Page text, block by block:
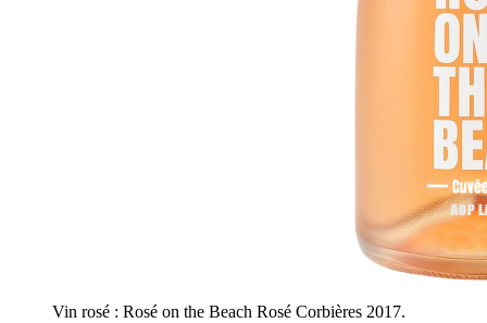
Vin rosé : Rosé on the Beach Rosé Corbières 2017.